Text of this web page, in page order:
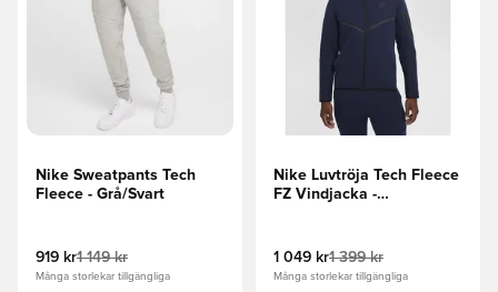
Nike Sweatpants Tech
Fleece - Grå/Svart
919 kr1 149 kr
Många storlekar tillgängliga
Nike Luvtröja Tech Fleece
FZ Vindjacka -
1 049 kr1 399 kr
Många storlekar tillgängliga